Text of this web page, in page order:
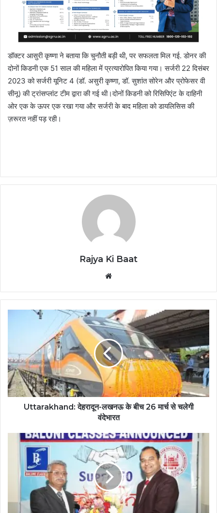
डॉक्टर आसुरी कृष्णा ने बताया कि चुनौती बड़ी थी, पर सफलता मिल गई. डोनर की
दोनों किडनी एक 51 साल की महिला में प्रत्यारोपित किया गया। सर्जरी 22 दिसंबर
2023 को सर्जरी यूनिट 4 (डॉ. असुरी कृष्णा, डॉ. सुशांत सोरेन और प्रोफेसर वी
सीनू) की ट्रांसप्लांट टीम द्वारा की गई थी।दोनों किडनी को रिसिपिएंट के दाहिनी
ओर एक के ऊपर एक रखा गया और सर्जरी के बाद महिला को डायलिसिस की
ज़रूरत नहीं पड़ रही।
Rajya Ki Baat
Uttarakhand: देहरादून-लखनऊ के बीच 26 मार्च से चलेगी
वंदेभारत